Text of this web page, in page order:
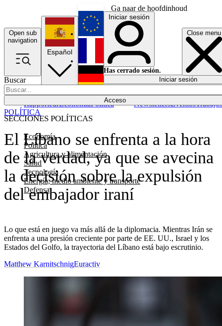
Ga naar de hoofdinhoud
Open sub
navigation
Close menu
Buscar
Acceso
SECCIONES POLÍTICAS
Economía
Política
Agricultura y alimentación
Salud
Tecnología
Energía, medio ambiente y transporte
Defensa
RapporteurEconomíaPolítica NewslettersEventosTrabajos
Español
English
Français
Iniciar sesión
Has cerrado sesión.
Iniciar sesión
El Líbano se enfrenta a la hora
de la verdad, ya que se avecina
la decisión sobre la expulsión
del embajador iraní
Lo que está en juego va más allá de la diplomacia. Mientras Irán se
enfrenta a una presión creciente por parte de EE. UU., Israel y los
Estados del Golfo, la trayectoria del Líbano está bajo escrutinio.
POLÍTICA
Matthew KarnitschnigEuractiv